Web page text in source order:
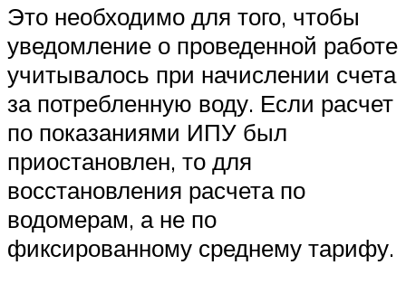
Это необходимо для того, чтобы
уведомление о проведенной работе
учитывалось при начислении счета
за потребленную воду. Если расчет
по показаниями ИПУ был
приостановлен, то для
восстановления расчета по
водомерам, а не по
фиксированному среднему тарифу.